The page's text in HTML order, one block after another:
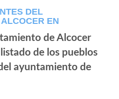
DEL
EN
de los pueblos
ayuntamiento de